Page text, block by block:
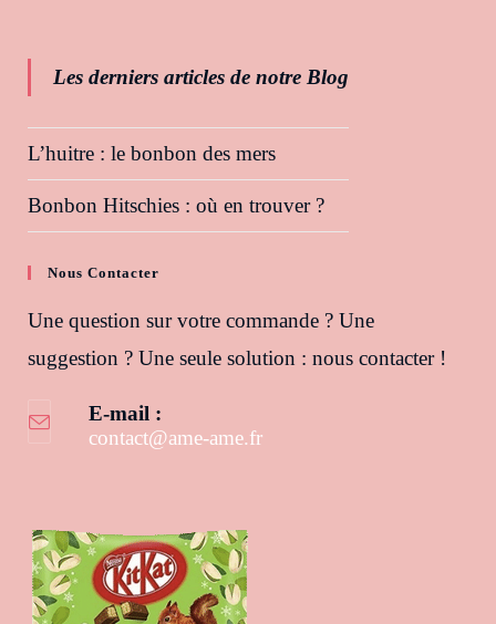
Les derniers articles de notre Blog
L’huitre : le bonbon des mers
Bonbon Hitschies : où en trouver ?
Nous Contacter
Une question sur votre commande ? Une
suggestion ? Une seule solution : nous contacter !
E-mail :
contact@ame-ame.frS’ouvre dans votre application